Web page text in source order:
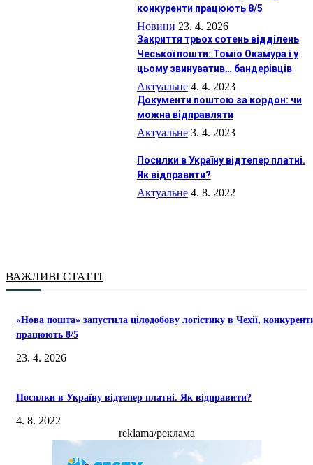
конкуренти працюють 8/5
Новини 23. 4. 2026
Закриття трьох сотень відділень
Чеської пошти: Томіо Окамура і у
цьому звинуватив… бандерівців
Актуальне 4. 4. 2023
Документи поштою за кордон: чи
можна відправляти
Актуальне 3. 4. 2023
Посилки в Україну відтепер платні.
Як відправити?
Актуальне 4. 8. 2022
ВАЖЛИВІ СТАТТІ
«Нова пошта» запустила цілодобову логістику в Чехії,
працюють 8/5
23. 4. 2026
Посилки в Україну відтепер платні. Як відправити?
4. 8. 2022
reklama/реклама